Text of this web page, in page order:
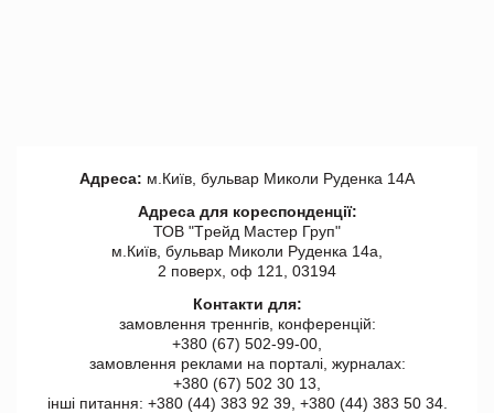
Адреса: м.Київ, бульвар Миколи Руденка 14А
Адреса для кореспонденції:
ТОВ "Tрейд Мастер Груп"
м.Київ, бульвар Миколи Руденка 14а,
2 поверх, оф 121, 03194
Контакти для:
замовлення треннгів, конференцій:
+380 (67) 502-99-00,
замовлення реклами на порталі, журналах:
+380 (67) 502 30 13,
інші питання: +380 (44) 383 92 39, +380 (44) 383 50 34.